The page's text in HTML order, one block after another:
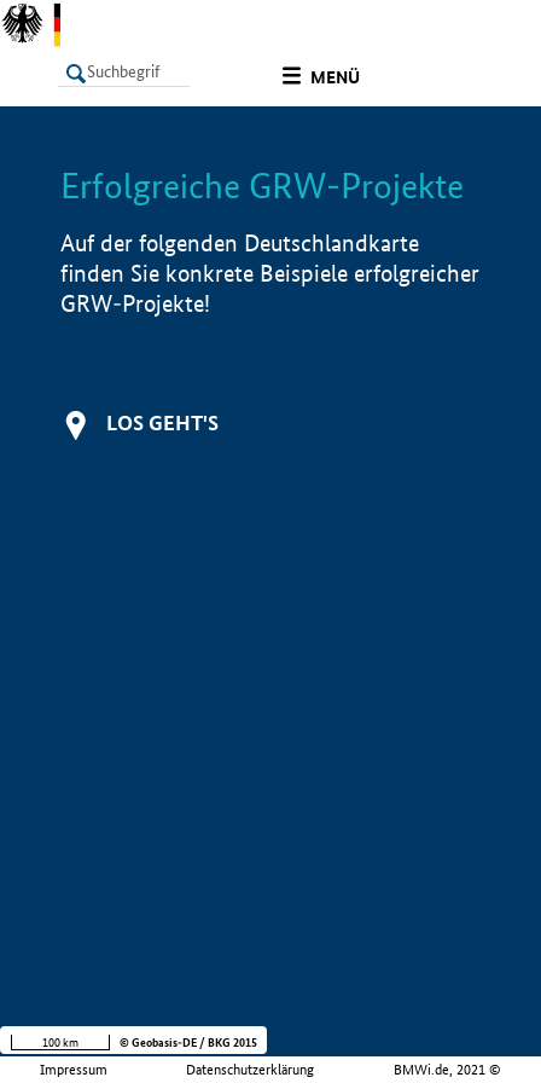
MENÜ
LISTE Info
Erfolgreiche GRW-Projekte
Auf der folgenden Deutschlandkarte
finden Sie konkrete Beispiele erfolgreicher
GRW-Projekte!
LOS GEHT'S
Impressum Datenschutzerklärung BMWi.de, 2021 ©
100 km © Geobasis-DE / BKG 2015